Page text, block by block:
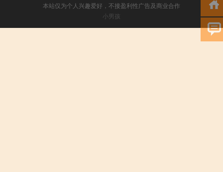
本站仅为个人兴趣爱好，不接盈利性广告及商业合作
小男孩